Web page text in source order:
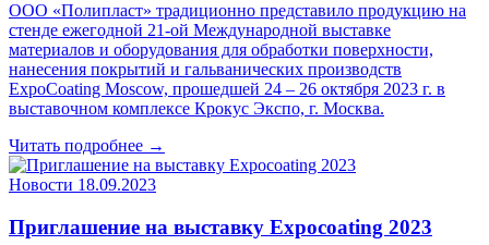
ООО «Полипласт» традиционно представило продукцию на
стенде ежегодной 21-ой Международной выставке
материалов и оборудования для обработки поверхности,
нанесения покрытий и гальванических производств
ExpoCoating Moscow, прошедшей 24 – 26 октября 2023 г. в
выставочном комплексе Крокус Экспо, г. Москва.
Читать подробнее →
Новости 18.09.2023
Приглашение на выставку Expocoating 2023